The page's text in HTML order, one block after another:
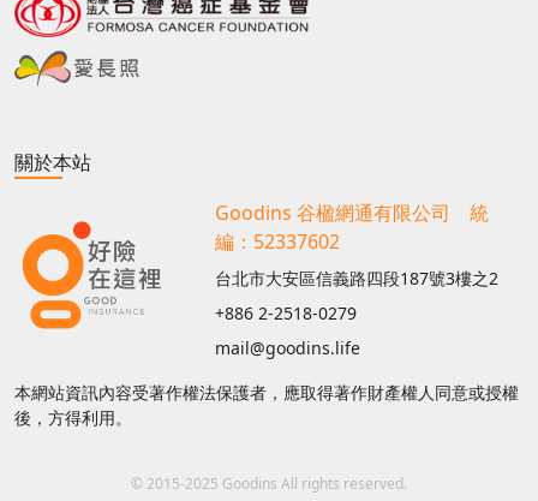
關於本站
Goodins 谷楹網通有限公司 統
編：52337602
台北市大安區信義路四段187號3樓之2
+886 2-2518-0279
mail@goodins.life
本網站資訊內容受著作權法保護者，應取得著作財產權人同意或授權
後，方得利用。
© 2015-2025 Goodins All rights reserved.